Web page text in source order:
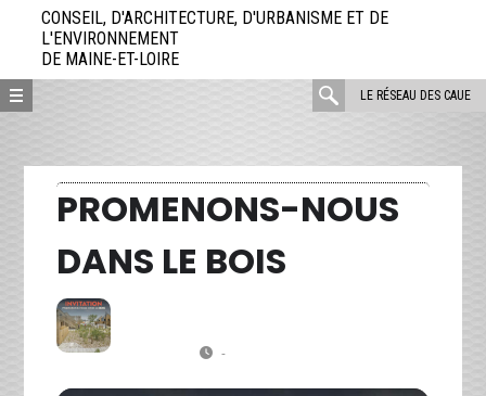
directement
contenu
CONSEIL, D'ARCHITECTURE, D'URBANISME ET DE
L'ENVIRONNEMENT
DE MAINE-ET-LOIRE
LE RÉSEAU DES CAUE
rechercher
PROMENONS-NOUS
DANS LE BOIS
-